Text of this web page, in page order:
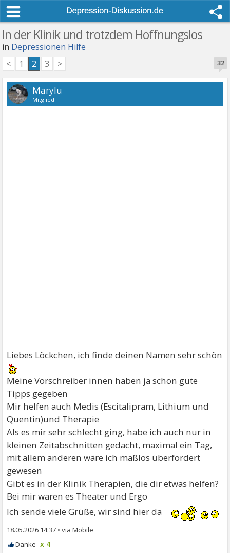
In der Klinik und trotzdem Hoffnungslos
in Depressionen Hilfe
32
< 1 2 3 >
Marylu
Mitglied
Liebes Löckchen, ich finde deinen Namen sehr schön
Meine Vorschreiber innen haben ja schon gute
Tipps gegeben
Mir helfen auch Medis (Escitalipram, Lithium und
Quentin)und Therapie
Als es mir sehr schlecht ging, habe ich auch nur in
kleinen Zeitabschnitten gedacht, maximal ein Tag,
mit allem anderen wäre ich maßlos überfordert
gewesen
Gibt es in der Klinik Therapien, die dir etwas helfen?
Bei mir waren es Theater und Ergo
Ich sende viele Grüße, wir sind hier da
18.05.2026 14:37 •
x 4